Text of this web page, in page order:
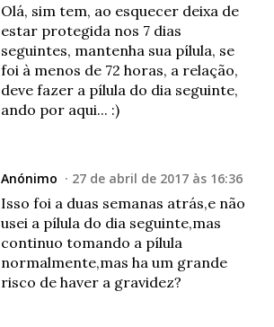
Olá, sim tem, ao esquecer deixa de
estar protegida nos 7 dias
seguintes, mantenha sua pílula, se
foi à menos de 72 horas, a relação,
deve fazer a pílula do dia seguinte,
ando por aqui... :)
Anónimo 27 de abril de 2017 às 16:36
Isso foi a duas semanas atrás,e não
usei a pílula do dia seguinte,mas
continuo tomando a pílula
normalmente,mas ha um grande
risco de haver a gravidez?